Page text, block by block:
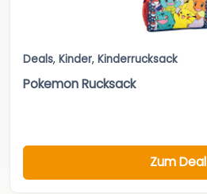
Deals, Kinder, Kinderrucksack
Pokemon Rucksack
Zum Deal